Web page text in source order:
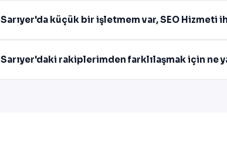
Sarıyer'da küçük bir işletmem var, SEO Hizmeti
Sarıyer'daki rakiplerimden farklılaşmak için ne